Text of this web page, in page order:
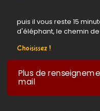
puis il vous reste 15
d'éléphant, le chemin
Choisissez !
Plus de
mail